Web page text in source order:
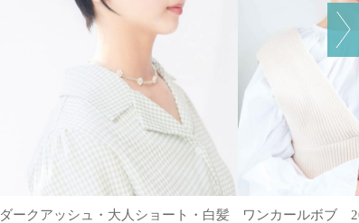
ダークアッシュ・大人ショート・白髪
ワンカールボブ